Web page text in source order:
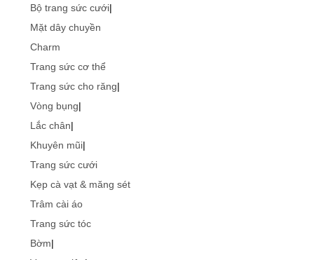
Bộ trang sức cưới|
Mặt dây chuyền
Charm
Trang sức cơ thể
Trang sức cho răng|
Vòng bụng|
Lắc chân|
Khuyên mũi|
Trang sức cưới
Kẹp cà vạt & măng sét
Trâm cài áo
Trang sức tóc
Bờm|